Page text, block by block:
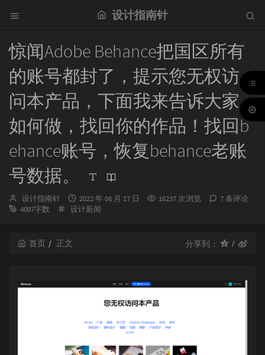
设计指南针
惊闻Adobe Behance把国区所有
的账号都封了，提示您无权访
问本产品，下面我来告诉大家
如何做，找回你的作品！找回b
ehance账号，恢复behance老账
号数据。
博
主：
设计指南针
发
布
2022 年 08 月 17 日 16237 次浏览
7 条评论
4097字数
分
设计新闻
首页 正文 分享到：